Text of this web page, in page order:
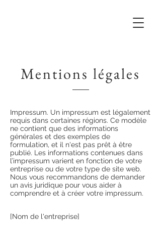
Mentions légales
Impressum. Un impressum est légalement
requis dans certaines régions. Ce modèle
ne contient que des informations
générales et des exemples de
formulation, et il n'est pas prêt à être
publié. Les informations contenues dans
l’impressum varient en fonction de votre
entreprise ou de votre type de site web.
Nous vous recommandons de demander
un avis juridique pour vous aider à
comprendre et à créer votre impressum.
[Nom de l'entreprise]